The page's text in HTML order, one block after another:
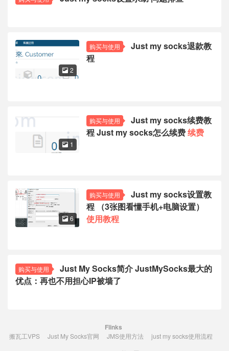
购买与使用
Just my socks退款教
程
 2
购买与使用
Just my socks续费教
程 Just my socks怎么续费续费
 1
购买与使用
Just my socks设置教
程 （3张图看懂手机+电脑设置）
使用教程
 6
购买与使用
Just My Socks简介 JustMySocks最大的
优点：再也不用担心IP被墙了
Flinks
搬瓦工VPS Just My Socks官网 JMS使用方法
just my socks使用流程